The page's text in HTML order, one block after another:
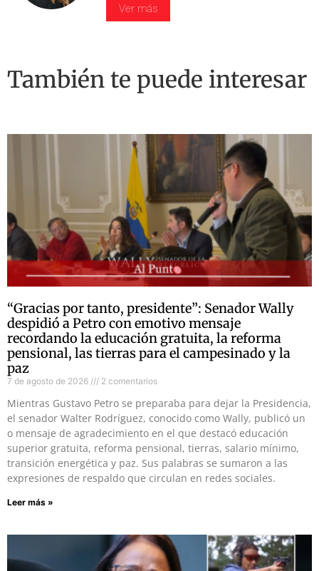
Ver más
También te puede interesar
“Gracias por tanto, presidente”: Senador Wally
despidió a Petro con emotivo mensaje
recordando la educación gratuita, la reforma
pensional, las tierras para el campesinado y la
paz
7 de agosto de 2026 2 comentarios
Mientras Gustavo Petro se preparaba para dejar la Presidencia,
el senador Walter Rodríguez, conocido como Wally, publicó un
o mensaje de agradecimiento en el que destacó educación
superior gratuita, reforma pensional, tierras, salario mínimo,
transición energética y paz. Sus palabras se sumaron a las
expresiones de respaldo que circulan en redes sociales.
Leer más »